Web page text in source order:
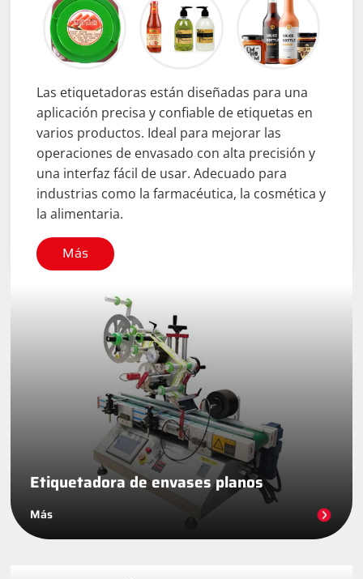
Las etiquetadoras están diseñadas para una
aplicación precisa y confiable de etiquetas en
varios productos. Ideal para mejorar las
operaciones de envasado con alta precisión y
una interfaz fácil de usar. Adecuado para
industrias como la farmacéutica, la cosmética y
la alimentaria.
Más
Etiquetadora de envases planos
Más